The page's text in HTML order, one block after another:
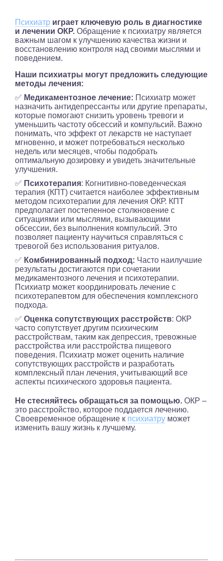
Психиатр играет ключевую роль в диагностике
и лечении ОКР. Обращение к психиатру является
важным шагом к улучшению качества жизни и
восстановлению контроля над своими мыслями и
поведением.
Наши психиатры могут предложить следующие
методы лечения:
✅ Медикаментозное лечение: Психиатр может
назначить антидепрессанты или другие препараты,
которые помогают снизить уровень тревоги и
уменьшить частоту обсессий и компульсий. Важно
понимать, что эффект от лекарств не наступает
мгновенно, и может потребоваться несколько
недель или месяцев, чтобы подобрать
оптимальную дозировку и увидеть значительные
улучшения.
✅ Психотерапия: Когнитивно-поведенческая
терапия (КПТ) считается наиболее эффективным
методом психотерапии для лечения ОКР. КПТ
предполагает постепенное столкновение с
ситуациями или мыслями, вызывающими
обсессии, без выполнения компульсий. Это
позволяет пациенту научиться справляться с
тревогой без использования ритуалов.
✅ Комбинированный подход: Часто наилучшие
результаты достигаются при сочетании
медикаментозного лечения и психотерапии.
Психиатр может координировать лечение с
психотерапевтом для обеспечения комплексного
подхода.
✅ Оценка сопутствующих расстройств: ОКР
часто сопутствует другим психическим
расстройствам, таким как депрессия, тревожные
расстройства или расстройства пищевого
поведения. Психиатр может оценить наличие
сопутствующих расстройств и разработать
комплексный план лечения, учитывающий все
аспекты психического здоровья пациента.
Не стесняйтесь обращаться за помощью. ОКР –
это расстройство, которое поддается лечению.
Своевременное обращение к психиатру может
изменить вашу жизнь к лучшему.